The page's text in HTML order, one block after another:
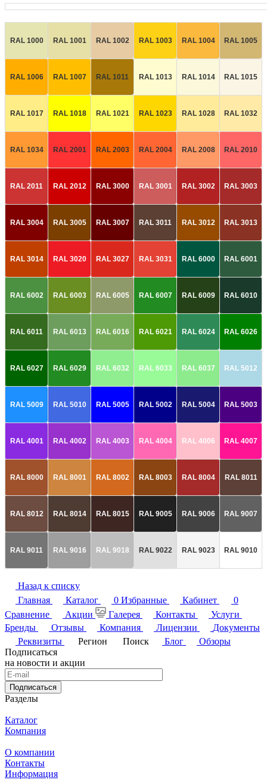
RAL 1000 RAL 1001 RAL 1002 RAL 1003 RAL 1004 RAL 1005
RAL 1006 RAL 1007 RAL 1011 RAL 1013 RAL 1014 RAL 1015
RAL 1017 RAL 1018 RAL 1021 RAL 1023 RAL 1028 RAL 1032
RAL 1034 RAL 2001 RAL 2003 RAL 2004 RAL 2008 RAL 2010
RAL 2011 RAL 2012 RAL 3000 RAL 3001 RAL 3002 RAL 3003
RAL 3004 RAL 3005 RAL 3007 RAL 3011 RAL 3012 RAL 3013
RAL 3014 RAL 3020 RAL 3027 RAL 3031 RAL 6000 RAL 6001
RAL 6002 RAL 6003 RAL 6005 RAL 6007 RAL 6009 RAL 6010
RAL 6011 RAL 6013 RAL 6016 RAL 6021 RAL 6024 RAL 6026
RAL 6027 RAL 6029 RAL 6032 RAL 6033 RAL 6037 RAL 5012
RAL 5009 RAL 5010 RAL 5005 RAL 5002 RAL 5004 RAL 5003
RAL 4001 RAL 4002 RAL 4003 RAL 4004 RAL 4006 RAL 4007
RAL 8000 RAL 8001 RAL 8002 RAL 8003 RAL 8004 RAL 8011
RAL 8012 RAL 8014 RAL 8015 RAL 9005 RAL 9006 RAL 9007
RAL 9011 RAL 9016 RAL 9018 RAL 9022 RAL 9023 RAL 9010
Назад к списку
Главная
Каталог 0 Избранные Кабинет
0
Сравнение
Акции Галерея Контакты
Услуги
Бренды
Отзывы Компания Лицензии
Документы
Реквизиты
Регион Поиск Блог
Обзоры
Подписаться
на новости и акции
Подписаться
Разделы
Каталог
Компания
О компании
Контакты
Информация